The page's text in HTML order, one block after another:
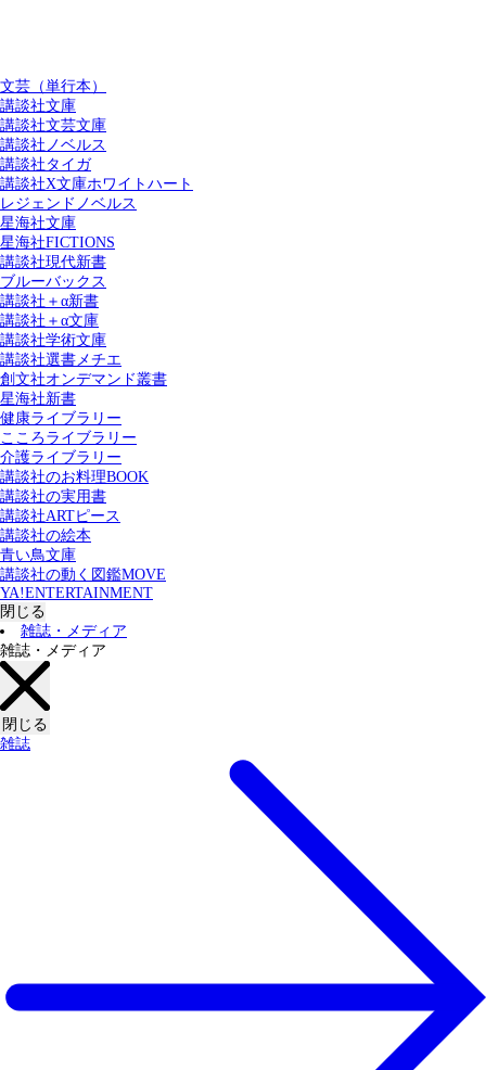
文芸（単行本）
講談社文庫
講談社文芸文庫
講談社ノベルス
講談社タイガ
講談社X文庫ホワイトハート
レジェンドノベルス
星海社文庫
星海社FICTIONS
講談社現代新書
ブルーバックス
講談社＋α新書
講談社＋α文庫
講談社学術文庫
講談社選書メチエ
創文社オンデマンド叢書
星海社新書
健康ライブラリー
こころライブラリー
介護ライブラリー
講談社のお料理BOOK
講談社の実用書
講談社ARTピース
講談社の絵本
青い鳥文庫
講談社の動く図鑑MOVE
YA!ENTERTAINMENT
閉じる
雑誌・メディア
雑誌・メディア
閉じる
雑誌